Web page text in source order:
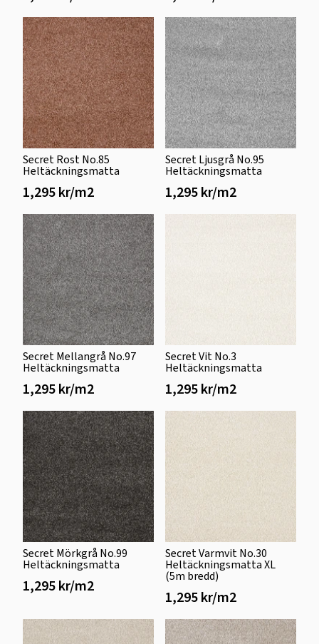
Secret Rost No.85
Heltäckningsmatta
1,295 kr/m2
Secret Ljusgrå No.95
Heltäckningsmatta
1,295 kr/m2
Secret Mellangrå No.97
Heltäckningsmatta
1,295 kr/m2
Secret Vit No.3
Heltäckningsmatta
1,295 kr/m2
Secret Mörkgrå No.99
Heltäckningsmatta
1,295 kr/m2
Secret Varmvit No.30
Heltäckningsmatta XL
(5m bredd)
1,295 kr/m2